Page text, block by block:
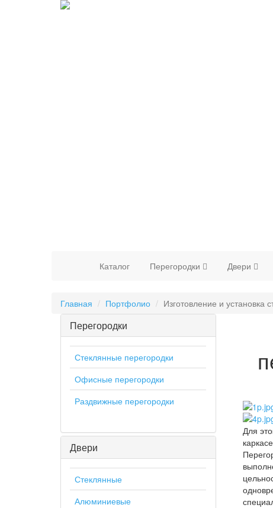
Каталог
Перегородки Двери
Главная Портфолио Изготовление и установка
Для
Перегородки
Стеклянные перегородки
Офисные перегородки
Раздвижные перегородки
Двери
Стеклянные
Алюминиевые